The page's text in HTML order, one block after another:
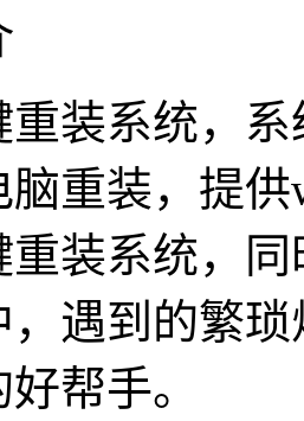
重装系统，
重装，提
重装系统，
，遇到的繁
帮手。